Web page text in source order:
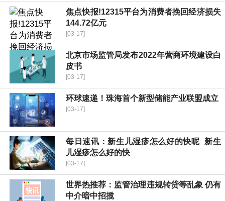
焦点快报!12315平台为消费者挽回经济损失
144.72亿元
[03-17]
北京市场监管局发布2022年营商环境建设白
皮书
[03-17]
环球速递！珠海首个新型储能产业联盟成立
[03-17]
每日速讯：新生儿湿疹怎么好的快呢_新生
儿湿疹怎么好的快
[03-17]
世界热推荐：监管治理违规转贷等乱象 仍有
中介暗中招揽